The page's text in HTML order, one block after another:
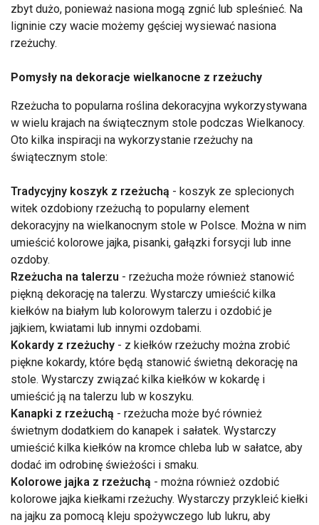
zbyt dużo, ponieważ nasiona mogą zgnić lub spleśnieć. Na
ligninie czy wacie możemy gęściej wysiewać nasiona
rzeżuchy.
Pomysły na dekoracje wielkanocne z rzeżuchy
Rzeżucha to popularna roślina dekoracyjna wykorzystywana
w wielu krajach na świątecznym stole podczas Wielkanocy.
Oto kilka inspiracji na wykorzystanie rzeżuchy na
świątecznym stole:
Tradycyjny koszyk z rzeżuchą - koszyk ze splecionych
witek ozdobiony rzeżuchą to popularny element
dekoracyjny na wielkanocnym stole w Polsce. Można w nim
umieścić kolorowe jajka, pisanki, gałązki forsycji lub inne
ozdoby.
Rzeżucha na talerzu - rzeżucha może również stanowić
piękną dekorację na talerzu. Wystarczy umieścić kilka
kiełków na białym lub kolorowym talerzu i ozdobić je
jajkiem, kwiatami lub innymi ozdobami.
Kokardy z rzeżuchy - z kiełków rzeżuchy można zrobić
piękne kokardy, które będą stanowić świetną dekorację na
stole. Wystarczy związać kilka kiełków w kokardę i
umieścić ją na talerzu lub w koszyku.
Kanapki z rzeżuchą - rzeżucha może być również
świetnym dodatkiem do kanapek i sałatek. Wystarczy
umieścić kilka kiełków na kromce chleba lub w sałatce, aby
dodać im odrobinę świeżości i smaku.
Kolorowe jajka z rzeżuchą - można również ozdobić
kolorowe jajka kiełkami rzeżuchy. Wystarczy przykleić kiełki
na jajku za pomocą kleju spożywczego lub lukru, aby